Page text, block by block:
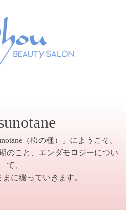
（松の種）」にようこそ。
のこと、エンダモロジーについ
て、
に綴っていきます。